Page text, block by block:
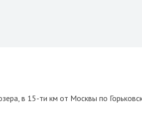
в 15-ти км от Москвы по